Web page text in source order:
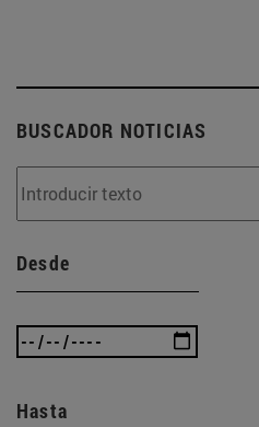
BUSCADOR NOTICIAS
Desde
Hasta